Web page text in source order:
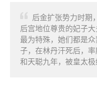
后金扩张势力时期
后宫地位尊贵的妃子
最为特殊，她们都是
子，在林丹汗死后，
和天聪九年，被皇太极